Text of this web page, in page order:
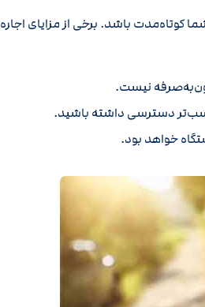
کوتاه‌مدت باشد. برخی از مزایای اجاره
نیست.
دسترسی داشته باشید.
خواهد بود.